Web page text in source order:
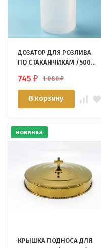
ДОЗАТОР ДЛЯ РОЗЛИВА
ПО СТАКАНЧИКАМ /500
745₽ 1 080₽
В корзину
новинка
КРЫШКА ПОДНОСА ДЛЯ